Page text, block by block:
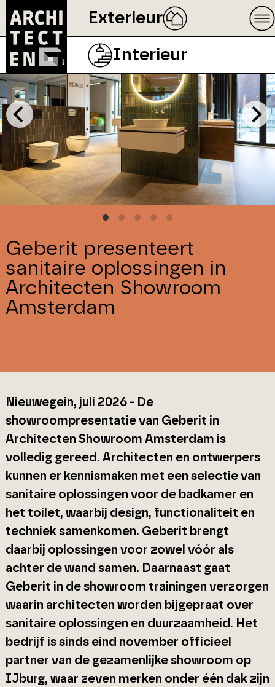
Exterieur
Interieur
Geberit presenteert
sanitaire oplossingen in
Architecten Showroom
Amsterdam
Nieuwegein, juli 2026 - De
showroompresentatie van Geberit in
Architecten Showroom Amsterdam is
volledig gereed. Architecten en ontwerpers
kunnen er kennismaken met een selectie van
sanitaire oplossingen voor de badkamer en
het toilet, waarbij design, functionaliteit en
techniek samenkomen. Geberit brengt
daarbij oplossingen voor zowel vóór als
achter de wand samen. Daarnaast gaat
Geberit in de showroom trainingen verzorgen
waarin architecten worden bijgepraat over
sanitaire oplossingen en duurzaamheid. Het
bedrijf is sinds eind november officieel
partner van de gezamenlijke showroom op
IJburg, waar zeven merken onder één dak zijn